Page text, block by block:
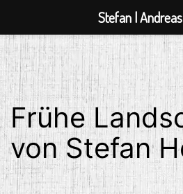
Zum
Inhalt
springen
Frühe
von Stefan
Stefan |